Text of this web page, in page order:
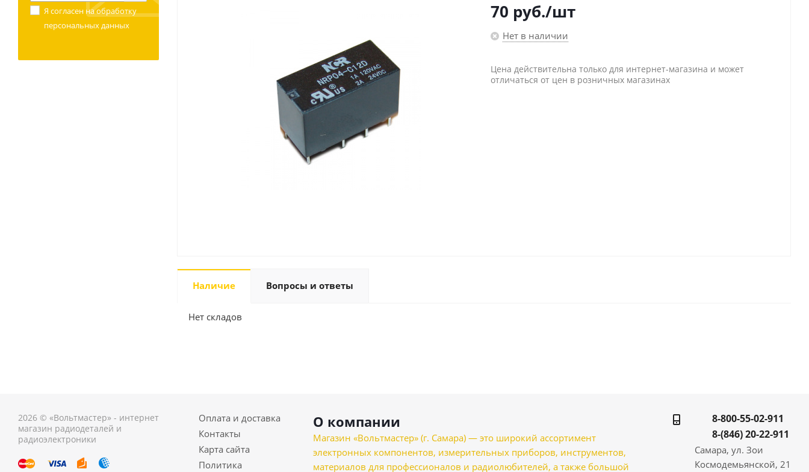
70 руб./шт
Нет в наличии
Цена действительна только для интернет-магазина и может
отличаться от цен в розничных магазинах
Наличие Вопросы и ответы
Нет складов
Я согласен наобработку
персональных данных
2026 © «Вольтмастер» - интернет
магазин радиодеталей и
радиоэлектроники
Оплата и доставка
Контакты
Карта сайта
Политика
О компании
Магазин «Вольтмастер» (г. Самара) — это широкий ассортимент
электронных компонентов, измерительных приборов, инструментов,
материалов для профессионалов и радиолюбителей, а также большой
8-800-55-02-911
8-(846) 20-22-911
Самара, ул. Зои
Космодемьянской, 21